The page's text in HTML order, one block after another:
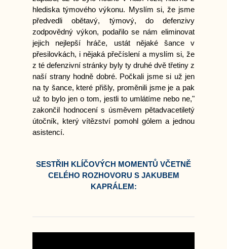
hlediska týmového výkonu. Myslím si, že jsme
předvedli obětavý, týmový, do defenzivy
zodpovědný výkon, podařilo se nám eliminovat
jejich nejlepší hráče, ustát nějaké šance v
přesilovkách, i nějaká přečíslení a myslím si, že
z té defenzivní stránky byly ty druhé dvě třetiny z
naší strany hodně dobré. Počkali jsme si už jen
na ty šance, které přišly, proměnili jsme je a pak
už to bylo jen o tom, jestli to umlátíme nebo ne,"
zakončil hodnocení s úsměvem pětadvacetiletý
útočník, který vítězství pomohl gólem a jednou
asistencí.
SESTŘIH KLÍČOVÝCH MOMENTŮ VČETNĚ
CELÉHO ROZHOVORU S JAKUBEM
KAPRÁLEM: